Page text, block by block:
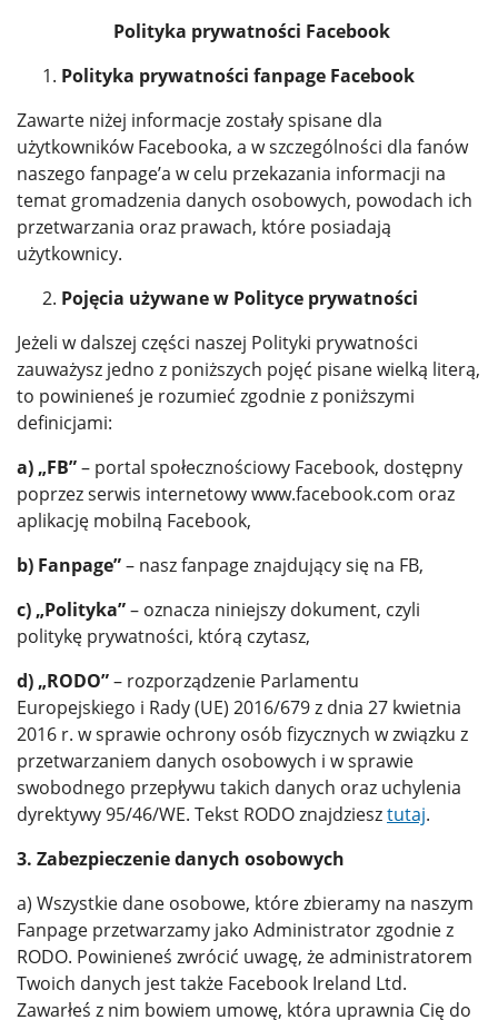
Polityka prywatności Facebook
Polityka prywatności fanpage Facebook
Zawarte niżej informacje zostały spisane dla
użytkowników Facebooka, a w szczególności dla fanów
naszego fanpage’a w celu przekazania informacji na
temat gromadzenia danych osobowych, powodach ich
przetwarzania oraz prawach, które posiadają
użytkownicy.
Pojęcia używane w Polityce prywatności
Jeżeli w dalszej części naszej Polityki prywatności
zauważysz jedno z poniższych pojęć pisane wielką literą,
to powinieneś je rozumieć zgodnie z poniższymi
definicjami:
a) „FB”– portal społecznościowy Facebook, dostępny
poprzez serwis internetowy www.facebook.com oraz
aplikację mobilną Facebook,
b) Fanpage”– nasz fanpage znajdujący się na FB,
c) „Polityka”– oznacza niniejszy dokument, czyli
politykę prywatności, którą czytasz,
d) „RODO”– rozporządzenie Parlamentu
Europejskiego i Rady (UE) 2016/679 z dnia 27 kwietnia
2016 r. w sprawie ochrony osób fizycznych w związku z
przetwarzaniem danych osobowych i w sprawie
swobodnego przepływu takich danych oraz uchylenia
dyrektywy 95/46/WE. Tekst RODO znajdziesztutaj.
3. Zabezpieczenie danych osobowych
a) Wszystkie dane osobowe, które zbieramy na naszym
Fanpage przetwarzamy jako Administrator zgodnie z
RODO. Powinieneś zwrócić uwagę, że administratorem
Twoich danych jest także Facebook Ireland Ltd.
Zawarłeś z nim bowiem umowę, która uprawnia Cię do